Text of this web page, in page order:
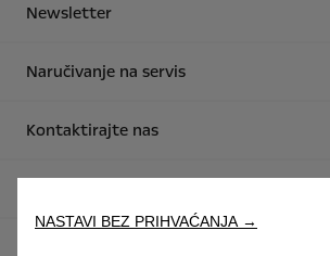
Newsletter
Naručivanje na servis
Kontaktirajte nas
NASTAVI BEZ PRIHVAĆANJA →